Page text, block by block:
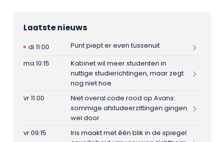
Laatste nieuws
di 11:00
Punt piept er even tussenuit
ma 10:15
Kabinet wil meer studenten in
nuttige studierichtingen, maar zegt
nog niet hoe
vr 11:00
Niet overal code rood op Avans:
sommige afstudeerzittingen gingen
wel door
vr 09:15
Iris maakt met één blik in de spiegel